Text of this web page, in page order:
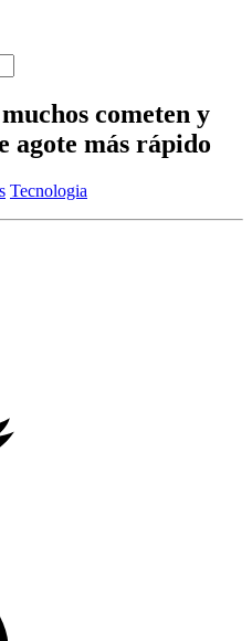
cometen y
agote más rápido
Tecnologia